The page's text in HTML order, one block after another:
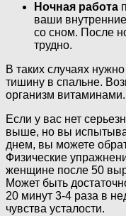
Ночная работа
ваши
со сном. После
трудно.
В таких случаях
тишину в спальне.
организм витаминами.
Если у вас нет
выше, но вы
днем, вы можете
Физические
женщине после 50
Может быть
20 минут 3-4 раза в
чувства усталости.